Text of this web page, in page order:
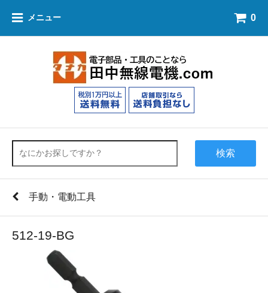
メニュー 0
検索
手動・電動工具
512-19-BG